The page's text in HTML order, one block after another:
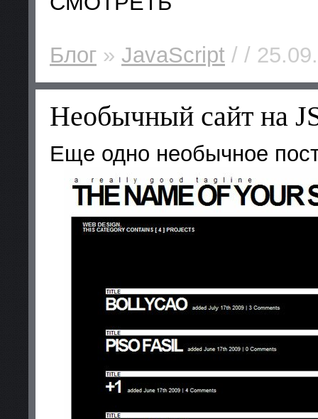
Блог » JavaScript / /
Необычный сайт на
Еще одно необычное